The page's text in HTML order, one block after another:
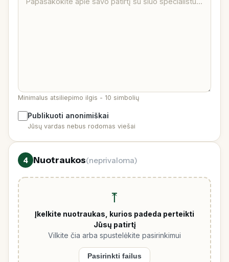
Minimalus atsiliepimo ilgis - 10 simbolių
Publikuoti anonimiškai
Jūsų vardas nebus rodomas viešai
4 Nuotraukos(neprivaloma)
⤒
Įkelkite nuotraukas, kurios padeda perteikti
Jūsų patirtį
Vilkite čia arba spustelėkite pasirinkimui
Pasirinkti failus